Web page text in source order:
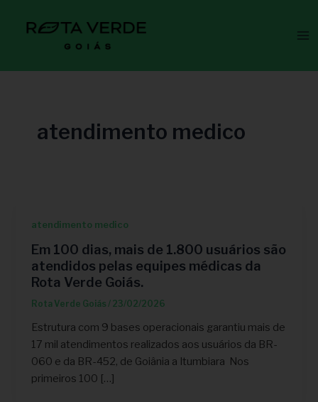
atendimento medico
atendimento medico
Em 100 dias, mais de 1.800 usuários são
atendidos pelas equipes médicas da
Rota Verde Goiás.
Rota Verde Goiás/ 23/02/2026
Estrutura com 9 bases operacionais garantiu mais de
17 mil atendimentos realizados aos usuários da BR-
060 e da BR-452, de Goiânia a Itumbiara Nos
primeiros 100 […]